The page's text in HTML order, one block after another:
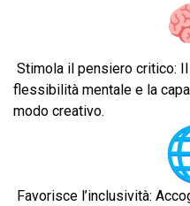
Stimola il pensiero critico:
flessibilità mentale e la
modo creativo.
Favorisce l’inclusività: